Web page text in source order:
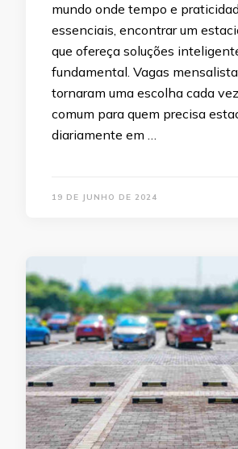
mundo onde tempo e
essenciais, encontrar um
que ofereça soluções
fundamental. Vagas
tornaram uma escolha cada
comum para quem precisa
diariamente em …
19 DE JUNHO DE 2024